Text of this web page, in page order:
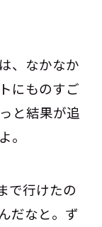
、なかなか
にものすご
と結果が追
。
で行けたの
だなと。ず